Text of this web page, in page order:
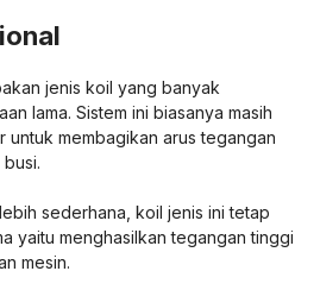
jenis koil yang banyak
lama. Sistem ini biasanya masih
untuk membagikan arus tegangan
sederhana, koil jenis ini tetap
yaitu menghasilkan tegangan tinggi
mesin.